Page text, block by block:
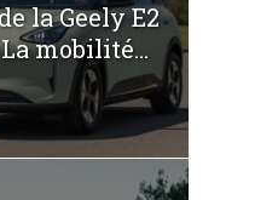
la Geely E2
mobilité...